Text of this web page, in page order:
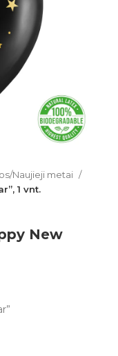
Naujieji metai
1 vnt.
New